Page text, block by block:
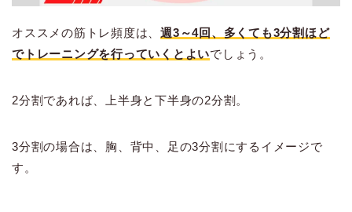
オススメの筋トレ頻度は、週3～4回、多くても3分割ほど
でトレーニングを行っていくとよいでしょう。
2分割であれば、上半身と下半身の2分割。
3分割の場合は、胸、背中、足の3分割にするイメージで
す。